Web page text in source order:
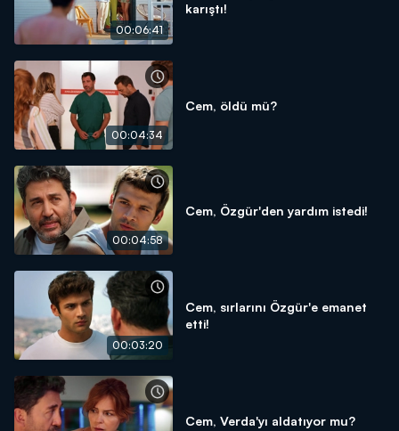
00:06:41
karıştı!
00:04:34
Cem, öldü mü?
00:04:58
Cem, Özgür'den yardım istedi!
00:03:20
Cem, sırlarını Özgür'e emanet
etti!
Cem, Verda'yı aldatıyor mu?